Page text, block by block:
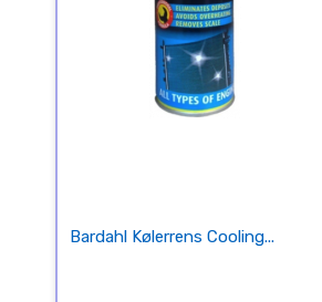
Bardahl Kølerrens Cooling...